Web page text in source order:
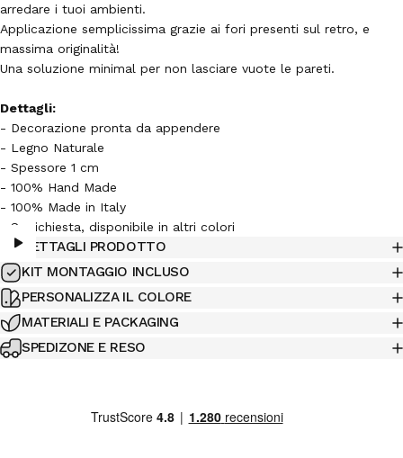
arredare i tuoi ambienti.
Applicazione semplicissima grazie ai fori presenti sul retro, e
massima originalità!
Una soluzione minimal per non lasciare vuote le pareti.
Dettagli:
- Decorazione pronta da appendere
- Legno Naturale
- Spessore 1 cm
- 100% Hand Made
- 100% Made in Italy
- Su richiesta, disponibile in altri colori
DETTAGLI PRODOTTO
KIT MONTAGGIO INCLUSO
PERSONALIZZA IL COLORE
MATERIALI E PACKAGING
SPEDIZONE E RESO